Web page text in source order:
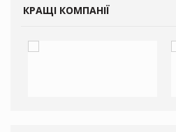
КРАЩІ КОМПАНІЇ